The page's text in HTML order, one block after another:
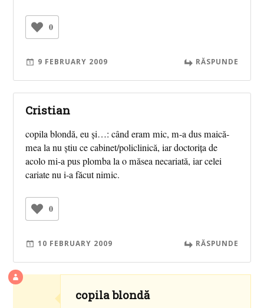
0
9 FEBRUARY 2009 RĂSPUNDE
Cristian
copila blondă, eu și…: când eram mic, m-a dus maică-
mea la nu știu ce cabinet/policlinică, iar doctorița de
acolo mi-a pus plomba la o măsea necariată, iar celei
cariate nu i-a făcut nimic.
0
10 FEBRUARY 2009 RĂSPUNDE
copila blondă